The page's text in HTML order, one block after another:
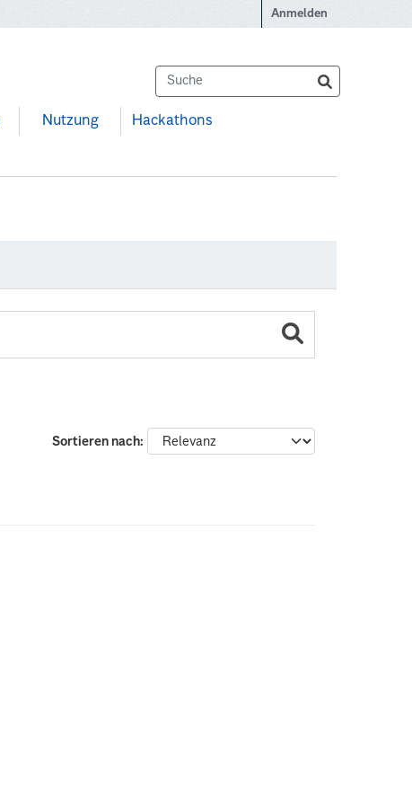
Anmelden
Nutzung Hackathons
Sortieren nach